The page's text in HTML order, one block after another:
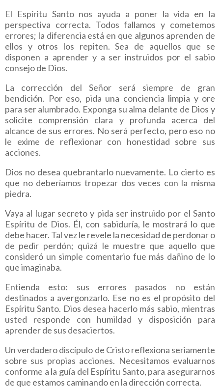
El Espíritu Santo nos ayuda a poner la vida en la
perspectiva correcta. Todos fallamos y cometemos
errores; la diferencia está en que algunos aprenden de
ellos y otros los repiten. Sea de aquellos que se
disponen a aprender y a ser instruidos por el sabio
consejo de Dios.
La corrección del Señor será siempre de gran
bendición. Por eso, pida una conciencia limpia y ore
para ser alumbrado. Exponga su alma delante de Dios y
solicite comprensión clara y profunda acerca del
alcance de sus errores. No será perfecto, pero eso no
le exime de reflexionar con honestidad sobre sus
acciones.
Dios no desea quebrantarlo nuevamente. Lo cierto es
que no deberíamos tropezar dos veces con la misma
piedra.
Vaya al lugar secreto y pida ser instruido por el Santo
Espíritu de Dios. Él, con sabiduría, le mostrará lo que
debe hacer. Tal vez le revele la necesidad de perdonar o
de pedir perdón; quizá le muestre que aquello que
consideró un simple comentario fue más dañino de lo
que imaginaba.
Entienda esto: sus errores pasados no están
destinados a avergonzarlo. Ese no es el propósito del
Espíritu Santo. Dios desea hacerlo más sabio, mientras
usted responde con humildad y disposición para
aprender de sus desaciertos.
Un verdadero discípulo de Cristo reflexiona seriamente
sobre sus propias acciones. Necesitamos evaluarnos
conforme a la guía del Espíritu Santo, para asegurarnos
de que estamos caminando en la dirección correcta.